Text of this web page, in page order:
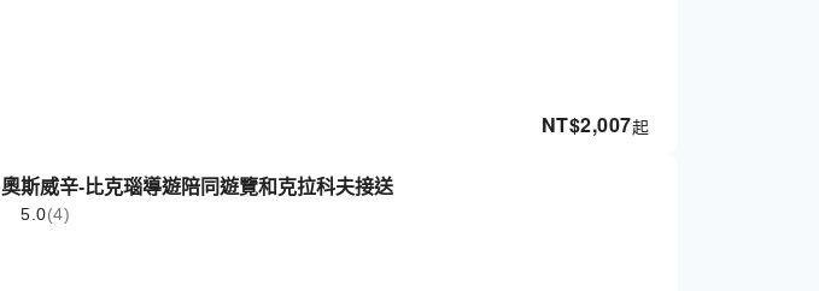
NT$2,007起
奧斯威辛-比克瑙導遊陪同遊覽和克拉科夫接送
5.0(4)